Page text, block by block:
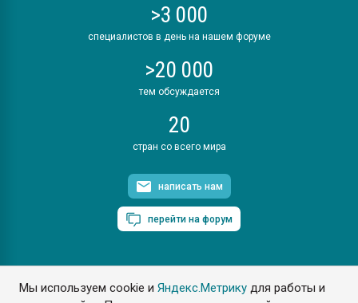
Мы используем cookie иЯндекс.Метрику для работы и
>3 000
специалистов в день на нашем форуме
>20 000
тем обсуждается
20
стран со всего мира
написать нам
перейти на форум
ПластЭксперт © 2006. Все права защищены